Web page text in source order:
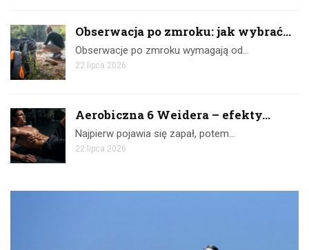
Obserwacja po zmroku: jak wybrać...
Obserwacje po zmroku wymagają od…
22 lipca 2026
Aerobiczna 6 Weidera – efekty...
Najpierw pojawia się zapał, potem…
22 lipca 2026